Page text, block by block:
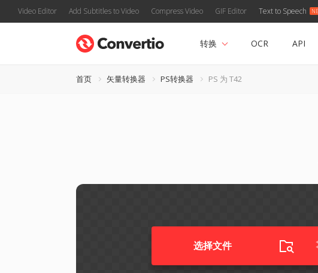
Video Editor Add Subtitles to Video Compress Video GIF Editor Text to Speech
转换 OCR API
首页 矢量转换器 PS转换器 PS 为 T42
选择文件